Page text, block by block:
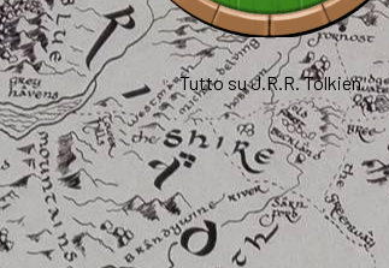
Tutto su J.R.R. Tolkien